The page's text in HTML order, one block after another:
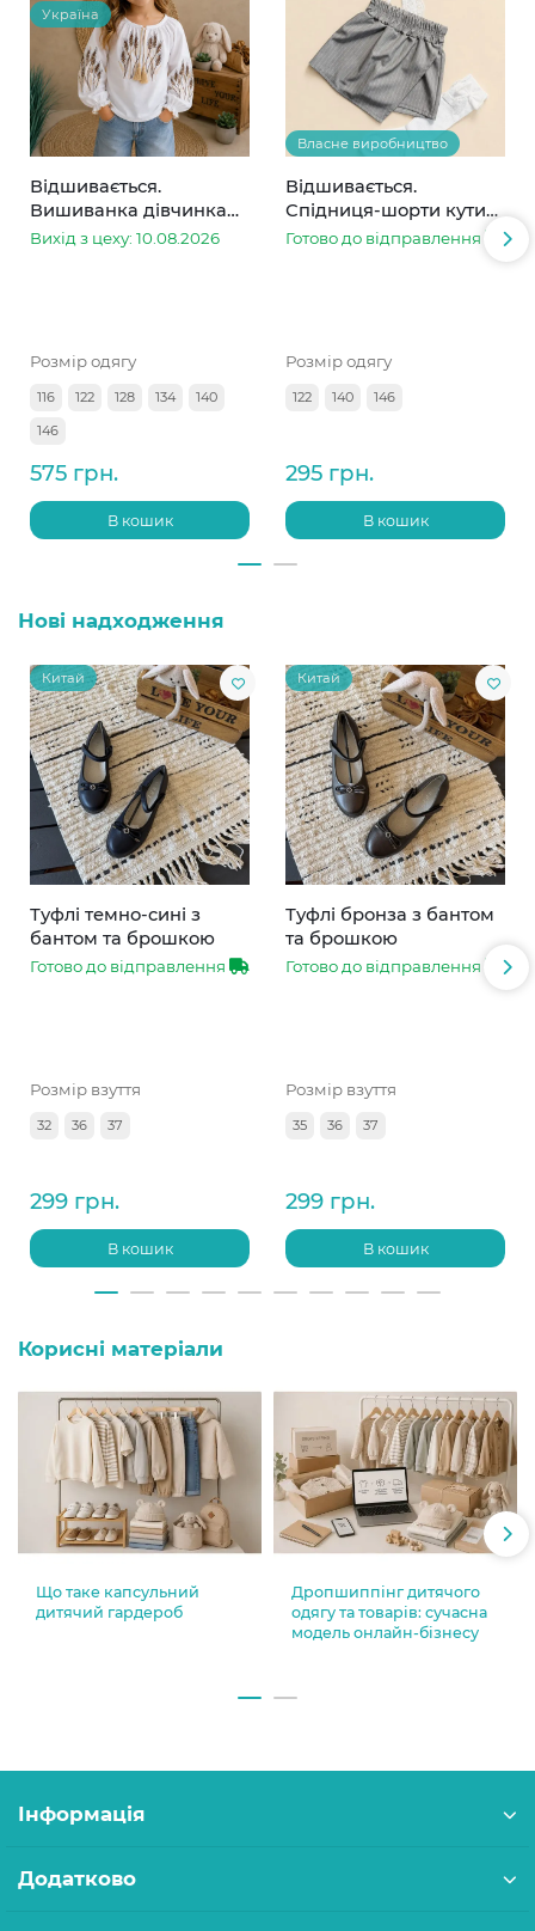
Україна
Відшивається.
Вишиванка дівчинка
колоски
Вихід з цеху: 10.08.2026
Розмір одягу
116 122 128 134
140
146
575 грн.
В кошик
Власне виробництво
Відшивається.
Спідниця-шорти кутик
сіра в смужку
Готово до відправлення
Розмір одягу
122 140 146
295 грн.
В кошик
Нові надходження
Китай
Туфлі темно-сині з
бантом та брошкою
Готово до відправлення
Розмір взуття
32 36 37
299 грн.
В кошик
Китай
Туфлі бронза з бантом
та брошкою
Готово до відправлення
Розмір взуття
35 36 37
299 грн.
В кошик
Корисні матеріали
Що таке капсульний
дитячий гардероб
Дропшиппінг дитячого
одягу та товарів: сучасна
модель онлайн-бізнесу
Інформація
Додатково